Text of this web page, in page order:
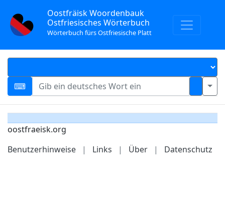
Oostfräisk Woordenbauk
Ostfriesisches Wörterbuch
Wörterbuch fürs Ostfriesische Platt
oostfraeisk.org
Benutzerhinweise
| Links | Über | Datenschutz